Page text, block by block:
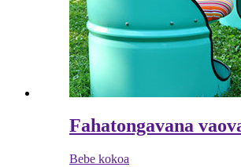
Fahatongavana
Bebe kokoa